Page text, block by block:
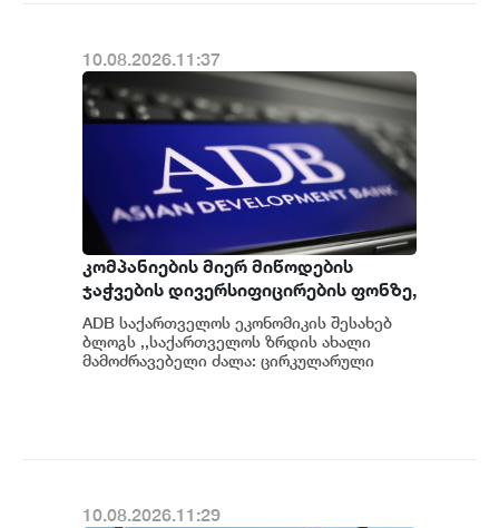
10.08.2026.11:37
კომპანიების მიერ მიწოდების
ჯაჭვების დივერსიფიცირების ფონზე,
საქართველოს მდებარეობამ ე.წ.
„შუა დერეფნის“ გასწვრივ, ახალი
მნიშვნელობა შეიძინა - ADB
ADB საქართველოს ეკონომიკის შესახებ
ბლოგს ,,საქართველოს ზრდის ახალი
მამოძრავებელი ძალა: ცირკულარული
10.08.2026.11:29